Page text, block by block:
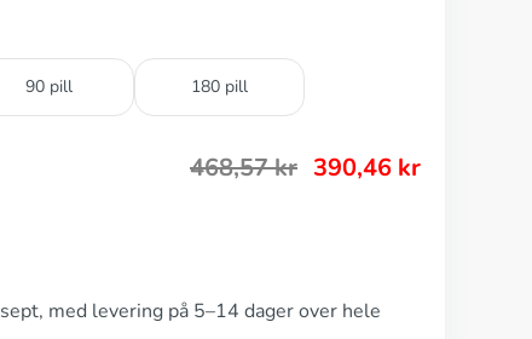
90 pill 180 pill
468,57kr 390,46 kr
med levering på 5–14 dager over hele